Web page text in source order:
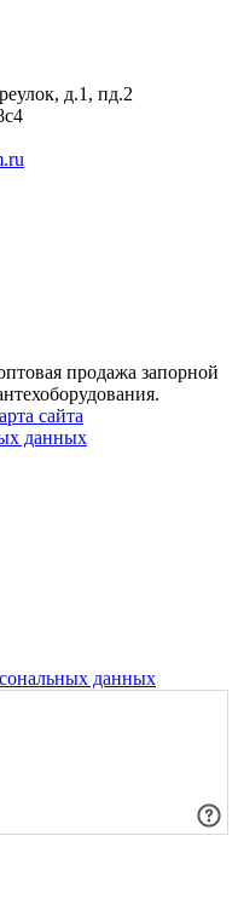
д.1, пд.2
продажа запорной
сайта
данных
данных